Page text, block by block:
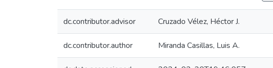
dc.contributor.advisor Cruzado Vélez, Héctor J.
dc.contributor.author Miranda Casillas, Luis A.